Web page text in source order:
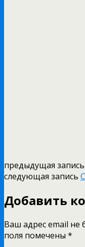
предыдущая запись
следующая запись
Добавить
Ваш адрес email не
поля помечены *